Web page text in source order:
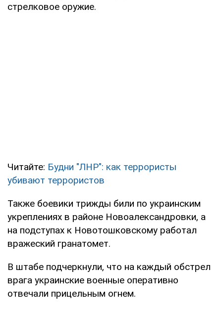
стрелковое оружие.
Читайте: Будни "ЛНР": как террористы
убивают террористов
Также боевики трижды били по украинским
укреплениях в районе Новоалександровки, а
на подступах к Новотошковскому работал
вражеский гранатомет.
В штабе подчеркнули, что на каждый обстрел
врага украинские военные оперативно
отвечали прицельным огнем.